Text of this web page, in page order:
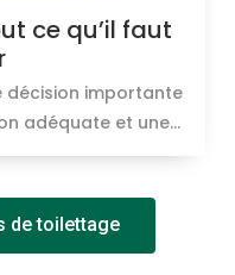
ce qu’il faut
décision importante
adéquate et une...
de toilettage